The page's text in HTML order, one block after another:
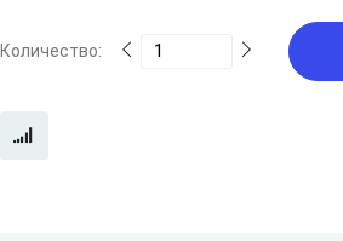
Количество: